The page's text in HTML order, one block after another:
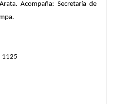
Acompaña: Secretaría de
1125